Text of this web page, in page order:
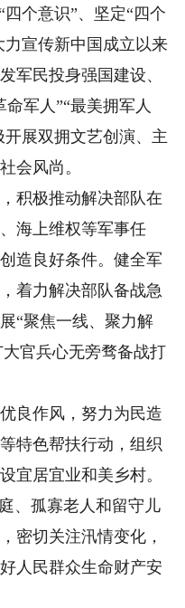
个意识”、坚定“四个
力宣传新中国成立以来
军民投身强国建设、
军人”“最美拥军人
展双拥文艺创演、主
会风尚。
积极推动解决部队在
海上维权等军事任
造良好条件。健全军
着力解决部队备战急
“聚焦一线、聚力解
官兵心无旁骛备战打
良作风，努力为民造
特色帮扶行动，组织
宜居宜业和美乡村。
、孤寡老人和留守儿
密切关注汛情变化，
人民群众生命财产安